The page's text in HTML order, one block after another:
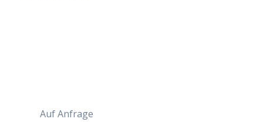
Auf Anfrage